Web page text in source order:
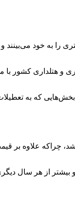
را به خود
کشور با
که به
چراکه علاوه
و بیشتر از هر